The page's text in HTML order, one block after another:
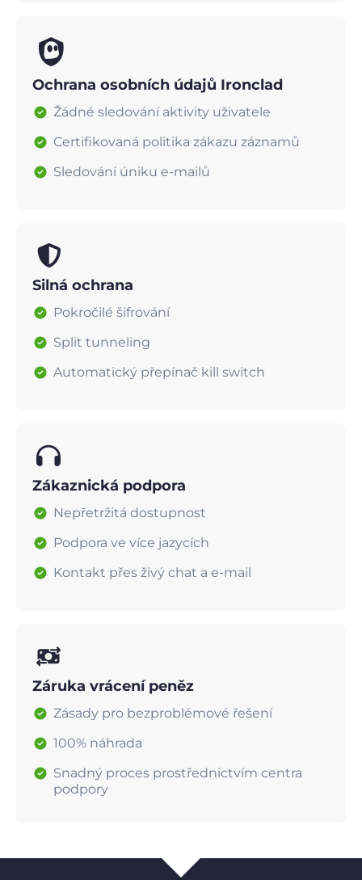
Ochrana osobních údajů Ironclad
Žádné sledování aktivity uživatele
Certifikovaná politika zákazu záznamů
Sledování úniku e-mailů
Silná ochrana
Pokročilé šifrování
Split tunneling
Automatický přepínač kill switch
Zákaznická podpora
Nepřetržitá dostupnost
Podpora ve více jazycích
Kontakt přes živý chat a e-mail
Záruka vrácení peněz
Zásady pro bezproblémové řešení
100% náhrada
Snadný proces prostřednictvím centra
podpory